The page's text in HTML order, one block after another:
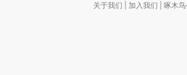
关于我们 加入我们 啄木